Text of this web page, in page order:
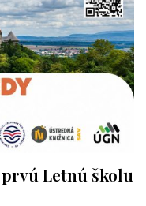
Letnú školu